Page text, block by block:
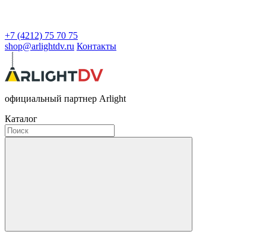
+7 (4212) 75 70 75
shop@arlightdv.ru Контакты
официальный партнер Arlight
Каталог